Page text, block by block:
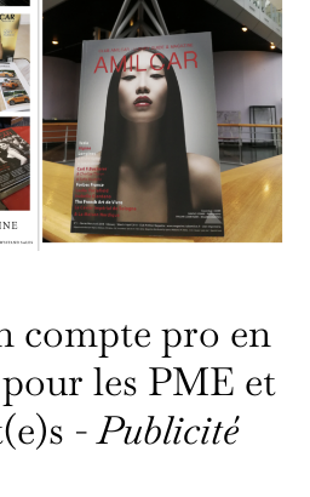
compte pro en
les PME et
-Publicité